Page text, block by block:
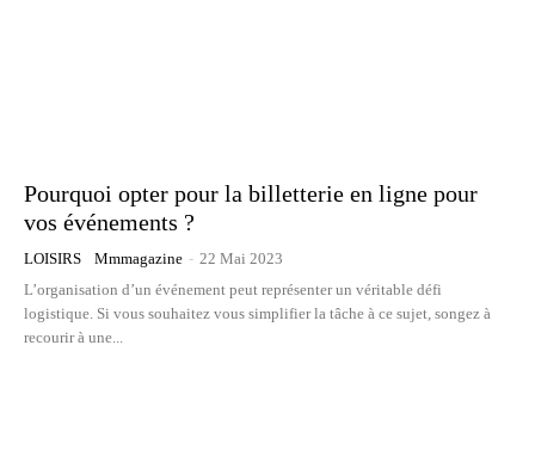
Pourquoi opter pour la billetterie en ligne pour
vos événements ?
LOISIRS Mmmagazine - 22 Mai 2023
L’organisation d’un événement peut représenter un véritable défi
logistique. Si vous souhaitez vous simplifier la tâche à ce sujet, songez à
recourir à une...